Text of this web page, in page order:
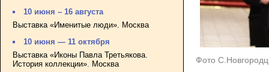
10 июня – 16 августа
Выставка «Именитые люди». Москва
10 июня — 11 октября
Выставка «Иконы Павла Третьякова.
История коллекции». Москва
Фото